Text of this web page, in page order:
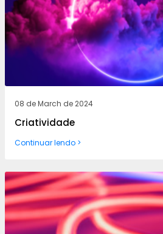
08 de March de 2024
Criatividade
Continuar lendo >